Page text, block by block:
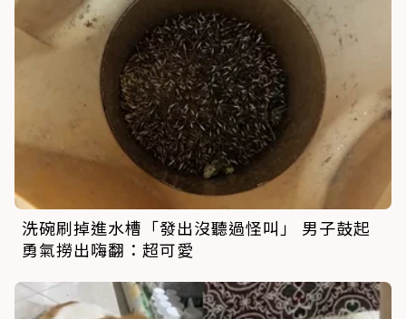
洗碗刷掉進水槽「發出沒聽過怪叫」 男子鼓起
勇氣撈出嗨翻：超可愛